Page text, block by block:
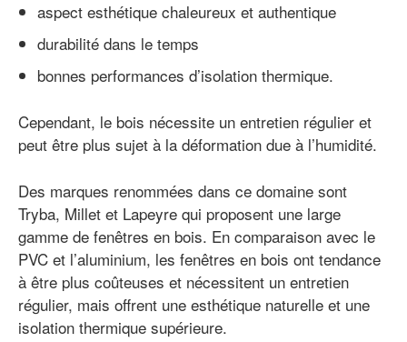
aspect esthétique chaleureux et authentique
durabilité dans le temps
bonnes performances d’isolation thermique.
Cependant, le bois nécessite un entretien régulier et
peut être plus sujet à la déformation due à l’humidité.
Des marques renommées dans ce domaine sont
Tryba, Millet et Lapeyre qui proposent une large
gamme de fenêtres en bois. En comparaison avec le
PVC et l’aluminium, les fenêtres en bois ont tendance
à être plus coûteuses et nécessitent un entretien
régulier, mais offrent une esthétique naturelle et une
isolation thermique supérieure.